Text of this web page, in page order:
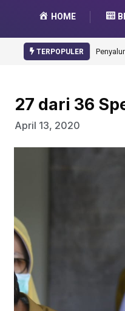
HOME
TERPOPULER
27 dari 36
April 13, 2020